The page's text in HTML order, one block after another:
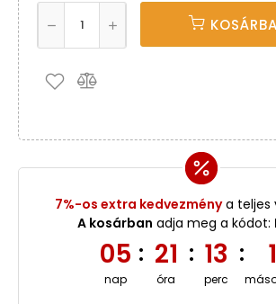
7%-os extra kedvezménya teljes
A kosárban adja meg a kódot:
05
nap
: 21
óra
: 13
perc
: